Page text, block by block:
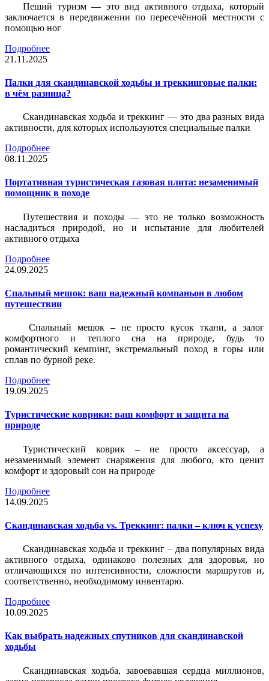
Пеший туризм — это вид активного отдыха, который
заключается в передвижении по пересечённой местности с
помощью ног
Подробнее
21.11.2025
Палки для скандинавской ходьбы и треккинговые палки:
в чём разница?
Скандинавская ходьба и треккинг — это два разных вида
активности, для которых используются специальные палки
Подробнее
08.11.2025
Портативная туристическая газовая плита: незаменимый
помощник в походе
Путешествия и походы — это не только возможность
насладиться природой, но и испытание для любителей
активного отдыха
Подробнее
24.09.2025
Спальный мешок: ваш надежный компаньон в любом
путешествии
Спальный мешок – не просто кусок ткани, а залог
комфортного и теплого сна на природе, будь то
романтический кемпинг, экстремальный поход в горы или
сплав по бурной реке.
Подробнее
19.09.2025
Туристические коврики: ваш комфорт и защита на
природе
Туристический коврик – не просто аксессуар, а
незаменимый элемент снаряжения для любого, кто ценит
комфорт и здоровый сон на природе
Подробнее
14.09.2025
Скандинавская ходьба vs. Треккинг: палки – ключ к успеху
Скандинавская ходьба и треккинг – два популярных вида
активного отдыха, одинаково полезных для здоровья, но
отличающихся по интенсивности, сложности маршрутов и,
соответственно, необходимому инвентарю.
Подробнее
10.09.2025
Как выбрать надежных спутников для скандинавской
ходьбы
Скандинавская ходьба, завоевавшая сердца миллионов,